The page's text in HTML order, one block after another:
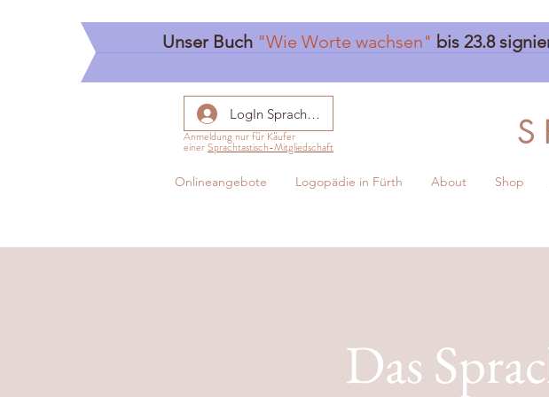
Unser Buch "Wie Worte wachsen" bis 23.8
LogIn Sprachtastisch
Anmeldung nur für Käufer
einerSprachtastisch-Mitgliedschaft S
Onlineangebote Logopädie in Fürth About Shop
Das